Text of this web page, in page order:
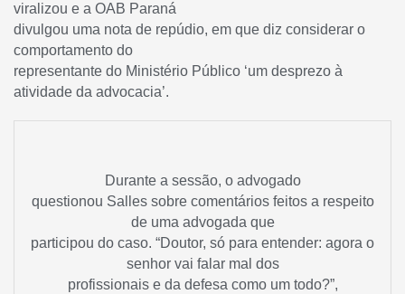
viralizou e a OAB Paraná
divulgou uma nota de repúdio, em que diz considerar o
comportamento do
representante do Ministério Público ‘um desprezo à
atividade da advocacia’.
Durante a sessão, o advogado
questionou Salles sobre comentários feitos a respeito
de uma advogada que
participou do caso. “Doutor, só para entender: agora o
senhor vai falar mal dos
profissionais e da defesa como um todo?”,